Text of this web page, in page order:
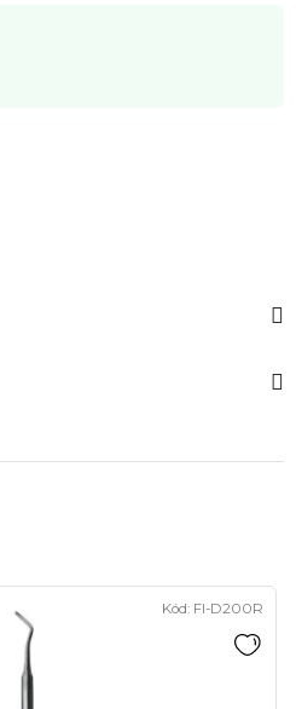
Kód: FI-D200R